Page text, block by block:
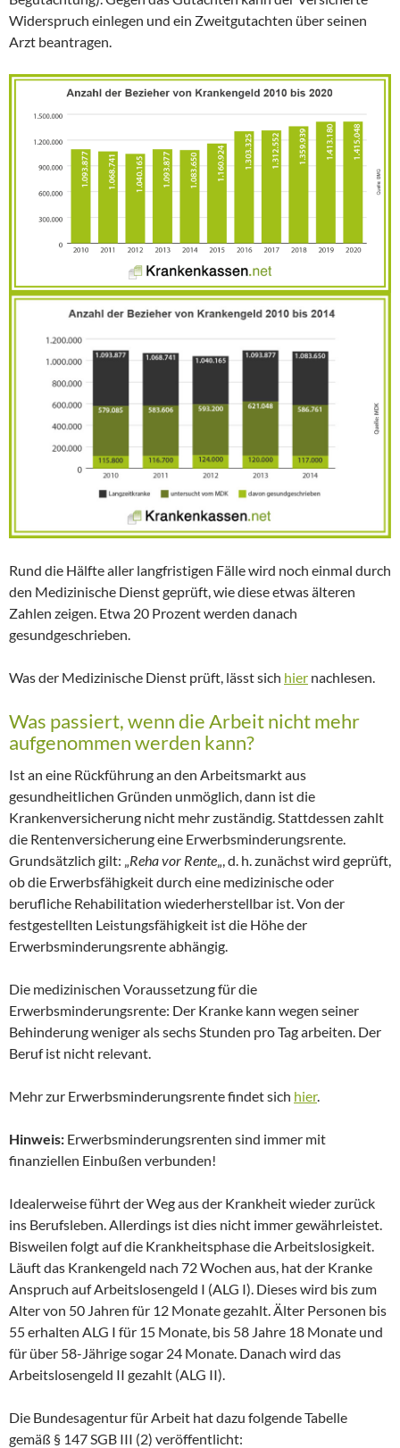
Widerspruch einlegen und ein Zweitgutachten über seinen
Arzt beantragen.
Rund die Hälfte aller langfristigen Fälle wird noch einmal durch
den Medizinische Dienst geprüft, wie diese etwas älteren
Zahlen zeigen. Etwa 20 Prozent werden danach
gesundgeschrieben.
Was der Medizinische Dienst prüft, lässt sich hier nachlesen.
Was passiert, wenn die Arbeit nicht mehr
aufgenommen werden kann?
Ist an eine Rückführung an den Arbeitsmarkt aus
gesundheitlichen Gründen unmöglich, dann ist die
Krankenversicherung nicht mehr zuständig. Stattdessen zahlt
die Rentenversicherung eine Erwerbsminderungsrente.
Grundsätzlich gilt: „Reha vor Rente„, d. h. zunächst wird geprüft,
ob die Erwerbsfähigkeit durch eine medizinische oder
berufliche Rehabilitation wiederherstellbar ist. Von der
festgestellten Leistungsfähigkeit ist die Höhe der
Erwerbsminderungsrente abhängig.
Die medizinischen Voraussetzung für die
Erwerbsminderungsrente: Der Kranke kann wegen seiner
Behinderung weniger als sechs Stunden pro Tag arbeiten. Der
Beruf ist nicht relevant.
Mehr zur Erwerbsminderungsrente findet sich hier.
Hinweis: Erwerbsminderungsrenten sind immer mit
finanziellen Einbußen verbunden!
Idealerweise führt der Weg aus der Krankheit wieder zurück
ins Berufsleben. Allerdings ist dies nicht immer gewährleistet.
Bisweilen folgt auf die Krankheitsphase die Arbeitslosigkeit.
Läuft das Krankengeld nach 72 Wochen aus, hat der Kranke
Anspruch auf Arbeitslosengeld I (ALG I). Dieses wird bis zum
Alter von 50 Jahren für 12 Monate gezahlt. Älter Personen bis
55 erhalten ALG I für 15 Monate, bis 58 Jahre 18 Monate und
für über 58-Jährige sogar 24 Monate. Danach wird das
Arbeitslosengeld II gezahlt (ALG II).
Die Bundesagentur für Arbeit hat dazu folgende Tabelle
gemäß § 147 SGB III (2) veröffentlicht: